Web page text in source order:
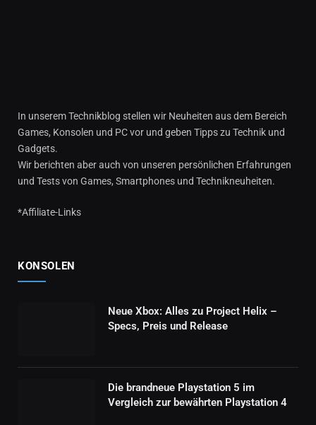
In unserem Technikblog stellen wir Neuheiten aus dem Bereich
Games, Konsolen und PC vor und geben Tipps zu Technik und
Gadgets.
Wir berichten aber auch von unseren persönlichen Erfahrungen
und Tests von Games, Smartphones und Technikneuheiten.
*Affiliate-Links
KONSOLEN
Neue Xbox: Alles zu Project Helix –
Specs, Preis und Release
Die brandneue Playstation 5 im
Vergleich zur bewährten Playstation 4